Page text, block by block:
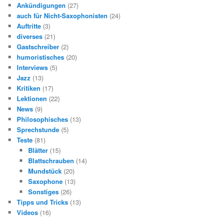
n
Ankündigungen (27)
auch für Nicht-Saxophonisten (24)
Auftritte (3)
diverses (21)
Gastschreiber (2)
humoristisches (20)
Interviews (5)
Jazz (13)
Kritiken (17)
Lektionen (22)
News (9)
Philosophisches (13)
Sprechstunde (5)
Teste (81)
Blätter(15)
Blattschrauben (14)
Mundstück(20)
Saxophone(13)
Sonstiges(26)
Tipps und Tricks (13)
Videos (16)